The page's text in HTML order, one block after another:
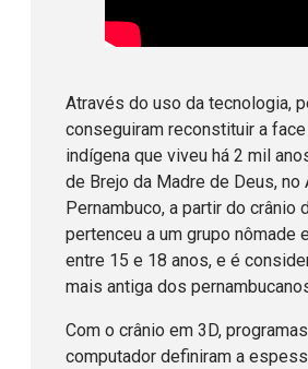
Através do uso da tecnologia,
conseguiram reconstituir a
indígena que viveu há 2 mil
de Brejo da Madre de Deus, no
Pernambuco, a partir do crânio
pertenceu a um grupo nômade
entre 15 e 18 anos, e é
mais antiga dos
Com o crânio em 3D,
computador definiram a